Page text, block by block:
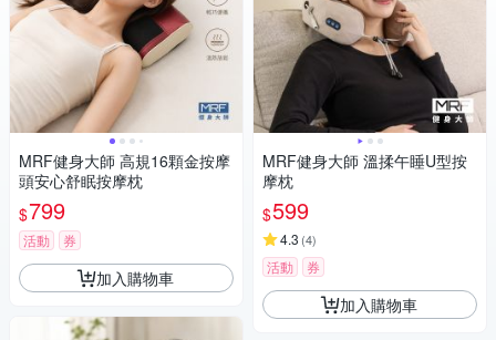
MRF健身大師 高規16顆金按摩
頭安心舒眠按摩枕
$799
活動 券
加入購物車
MRF健身大師 溫揉午睡U型按
摩枕
$599
4.3 (4)
活動 券
加入購物車